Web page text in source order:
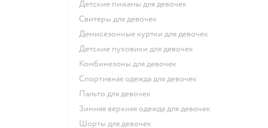
Детские пижамы для девочек
Свитеры для девочек
Демисезонные куртки для девочек
Детские пуховики для девочек
Комбинезоны для девочек
Спортивная одежда для девочек
Пальто для девочек
Зимняя верхняя одежда для девочек
Шорты для девочек